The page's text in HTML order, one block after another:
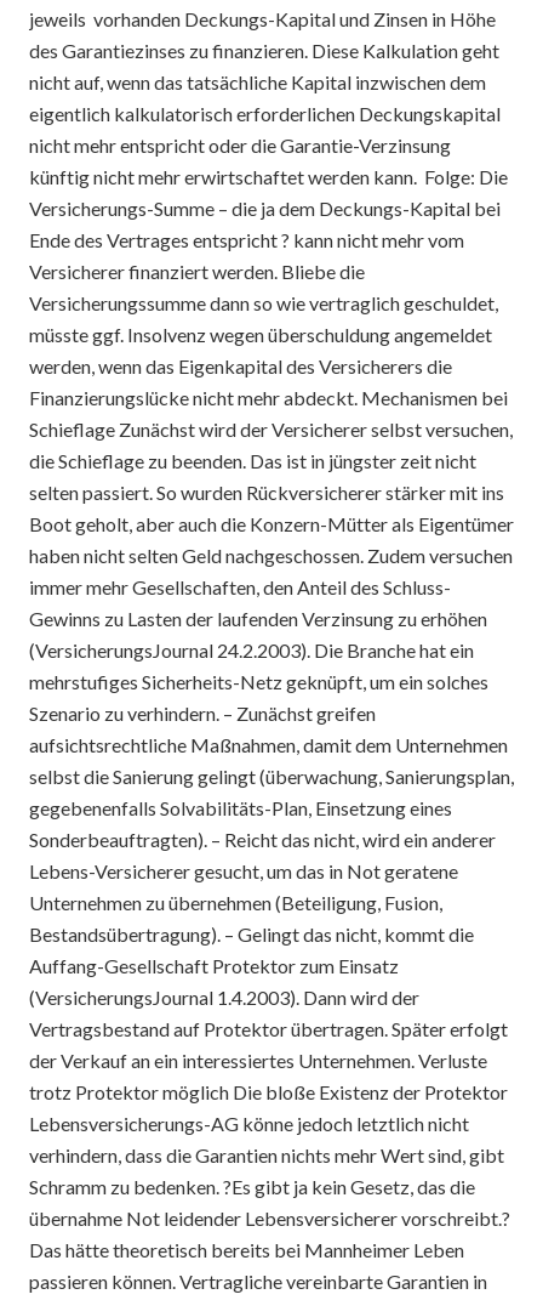
jeweils vorhanden Deckungs-Kapital und Zinsen in Höhe
des Garantiezinses zu finanzieren. Diese Kalkulation geht
nicht auf, wenn das tatsächliche Kapital inzwischen dem
eigentlich kalkulatorisch erforderlichen Deckungskapital
nicht mehr entspricht oder die Garantie-Verzinsung
künftig nicht mehr erwirtschaftet werden kann. Folge: Die
Versicherungs-Summe – die ja dem Deckungs-Kapital bei
Ende des Vertrages entspricht ? kann nicht mehr vom
Versicherer finanziert werden. Bliebe die
Versicherungssumme dann so wie vertraglich geschuldet,
müsste ggf. Insolvenz wegen überschuldung angemeldet
werden, wenn das Eigenkapital des Versicherers die
Finanzierungslücke nicht mehr abdeckt. Mechanismen bei
Schieflage Zunächst wird der Versicherer selbst versuchen,
die Schieflage zu beenden. Das ist in jüngster zeit nicht
selten passiert. So wurden Rückversicherer stärker mit ins
Boot geholt, aber auch die Konzern-Mütter als Eigentümer
haben nicht selten Geld nachgeschossen. Zudem versuchen
immer mehr Gesellschaften, den Anteil des Schluss-
Gewinns zu Lasten der laufenden Verzinsung zu erhöhen
(VersicherungsJournal 24.2.2003). Die Branche hat ein
mehrstufiges Sicherheits-Netz geknüpft, um ein solches
Szenario zu verhindern. – Zunächst greifen
aufsichtsrechtliche Maßnahmen, damit dem Unternehmen
selbst die Sanierung gelingt (überwachung, Sanierungsplan,
gegebenenfalls Solvabilitäts-Plan, Einsetzung eines
Sonderbeauftragten). – Reicht das nicht, wird ein anderer
Lebens-Versicherer gesucht, um das in Not geratene
Unternehmen zu übernehmen (Beteiligung, Fusion,
Bestandsübertragung). – Gelingt das nicht, kommt die
Auffang-Gesellschaft Protektor zum Einsatz
(VersicherungsJournal 1.4.2003). Dann wird der
Vertragsbestand auf Protektor übertragen. Später erfolgt
der Verkauf an ein interessiertes Unternehmen. Verluste
trotz Protektor möglich Die bloße Existenz der Protektor
Lebensversicherungs-AG könne jedoch letztlich nicht
verhindern, dass die Garantien nichts mehr Wert sind, gibt
Schramm zu bedenken. ?Es gibt ja kein Gesetz, das die
übernahme Not leidender Lebensversicherer vorschreibt.?
Das hätte theoretisch bereits bei Mannheimer Leben
passieren können. Vertragliche vereinbarte Garantien in